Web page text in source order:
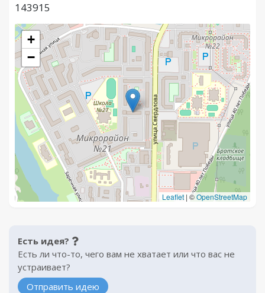
143915
+
−
Leaflet | ©OpenStreetMap
Есть идея?
Есть ли что-то, чего вам не хватает или что вас не
устраивает?
Отправить идею